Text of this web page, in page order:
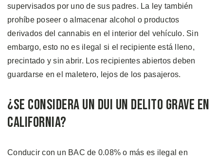
supervisados por uno de sus padres. La ley también
prohíbe poseer o almacenar alcohol o productos
derivados del cannabis en el interior del vehículo. Sin
embargo, esto no es ilegal si el recipiente está lleno,
precintado y sin abrir. Los recipientes abiertos deben
guardarse en el maletero, lejos de los pasajeros.
¿Se Considera un DUI un Delito Grave en
California?
Conducir con un BAC de 0.08% o más es ilegal en